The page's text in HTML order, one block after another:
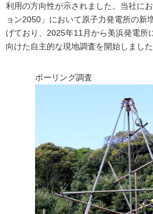
利用の方向性が示されました。当社に
ョン2050」において原子力発電所の新
げており、2025年11月から美浜発電所
向けた自主的な現地調査を開始しました
ボーリング調査